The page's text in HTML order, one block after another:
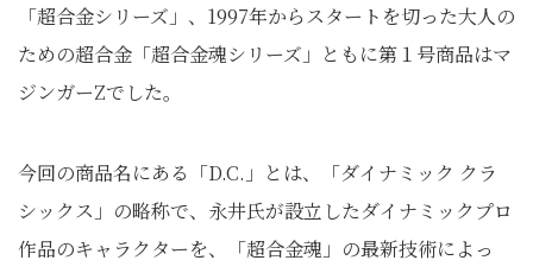
「超合金シリーズ」、1997年からスタートを切った大人の
ための超合金「超合金魂シリーズ」ともに第１号商品はマ
ジンガーZでした。
今回の商品名にある「D.C.」とは、「ダイナミック クラ
シックス」の略称で、永井氏が設立したダイナミックプロ
作品のキャラクターを、「超合金魂」の最新技術によっ